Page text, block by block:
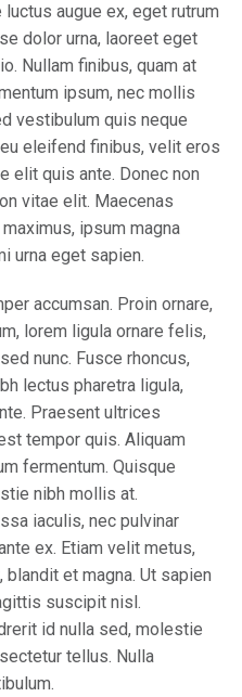
augue ex, eget rutrum
dolor urna, laoreet eget
Nullam finibus, quam at
ipsum, nec mollis
vestibulum quis neque
eleifend finibus, velit eros
elit quis ante. Donec non
vitae elit. Maecenas
ipsum magna
urna eget sapien.
accumsan. Proin ornare,
lorem ligula ornare felis,
nunc. Fusce rhoncus,
lectus pharetra ligula,
Praesent ultrices
tempor quis. Aliquam
fermentum. Quisque
nibh mollis at.
iaculis, nec pulvinar
ex. Etiam velit metus,
et magna. Ut sapien
suscipit nisl.
id nulla sed, molestie
tellus. Nulla